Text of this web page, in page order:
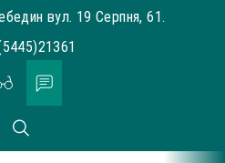
вул. 19 Серпня, 61.